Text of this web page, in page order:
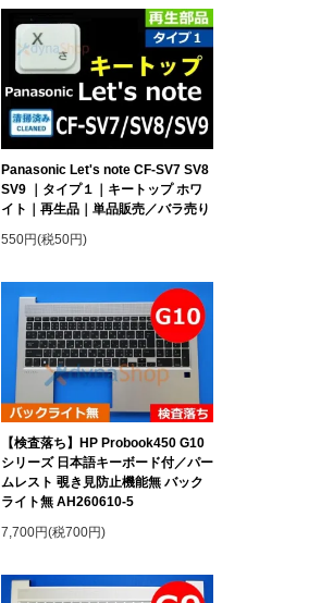
Panasonic Let's note CF-SV7 SV8
SV9 ｜タイプ１｜キートップ ホワ
イト｜再生品｜単品販売／バラ売り
550円(税50円)
【検査落ち】HP Probook450 G10
シリーズ 日本語キーボード付／パー
ムレスト 覗き見防止機能無 バック
ライト無 AH260610-5
7,700円(税700円)